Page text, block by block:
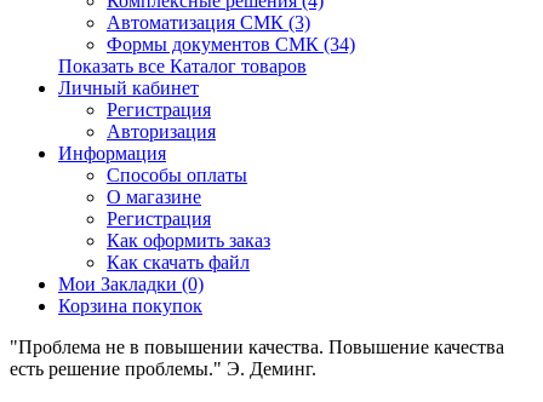
Автоматизация СМК (3)
Формы документов СМК (34)
Показать все Каталог товаров
Личный кабинет
Регистрация
Авторизация
Информация
Способы оплаты
О магазине
Регистрация
Как оформить заказ
Как скачать файл
Мои Закладки (0)
Корзина покупок
"Проблема не в повышении качества. Повышение качества
есть решение проблемы." Э. Деминг.